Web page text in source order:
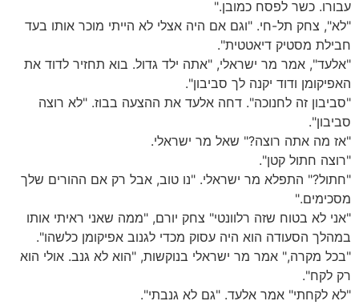
עבורו. כשר לפסח כמובן."
"לא", צחק תל-חי. "וגם אם היה אצלי לא הייתי מוכר אותו בעד
חבילת מסטיק דיאטטית".
"אלעד", אמר מר ישראלי, "אתה ילד גדול. בוא תחזיר לדוד את
האפיקומן ודוד יקנה לך סביבון".
"סביבון זה לחנוכה". דחה אלעד את ההצעה בבוז. "לא רוצה
סביבון".
"אז מה אתה רוצה?" שאל מר ישראלי.
"רוצה חתול קטן".
"חתול?" התפלא מר ישראלי. "נו טוב, אבל רק אם ההורים שלך
מסכימים."
"אני לא בטוח שזה רלוונטי" צחק יורם, "ממה שאני ראיתי אותו
במהלך הסעודה הוא היה עסוק מכדי לגנוב אפיקומן כלשהו".
"בכל מקרה," אמר מר ישראלי בנוקשות, "הוא לא גנב. אולי הוא
רק לקח".
"לא לקחתי" אמר אלעד. "גם לא גנבתי".